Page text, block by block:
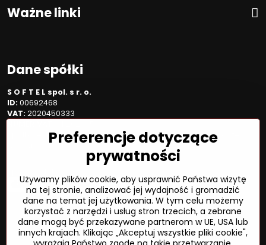
Ważne linki
Dane spółki
S O F T E L spol. s r. o.
ID: 00692468
VAT: 2020450333
Spółka jest zarejestrowana w OR OS Žilina, sekcja Sro, proszę
wstawić numer: 6/L
©2026Prawa autorskie
Preferencje dotyczące prywatności
Preferencje dotyczące
prywatności
Używamy plików cookie, aby usprawnić Państwa wizytę
na tej stronie, analizować jej wydajność i gromadzić
dane na temat jej użytkowania. W tym celu możemy
korzystać z narzędzi i usług stron trzecich, a zebrane
dane mogą być przekazywane partnerom w UE, USA lub
innych krajach. Klikając „Akceptuj wszystkie pliki cookie",